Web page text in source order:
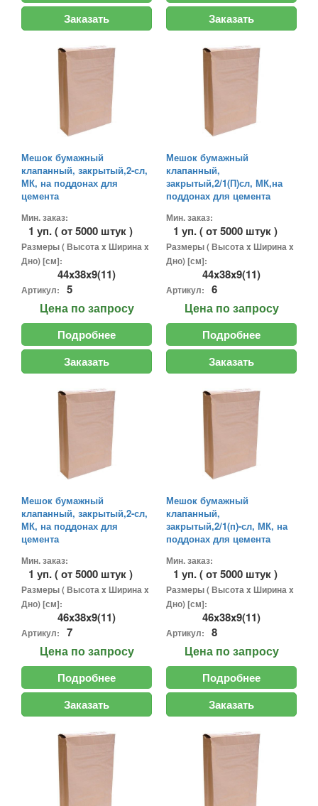
Заказать
Заказать
Мешок бумажный
клапанный, закрытый,2-сл,
МК, на поддонах для
цемента
Мин. заказ:
1 уп. ( от 5000 штук )
Размеры ( Высота x Ширина x
Дно) [см]:
44x38x9(11)
Артикул: 5
Цена по запросу
Подробнее
Заказать
Мешок бумажный
клапанный,
закрытый,2/1(П)сл, МК,на
поддонах для цемента
Мин. заказ:
1 уп. ( от 5000 штук )
Размеры ( Высота x Ширина x
Дно) [см]:
44x38x9(11)
Артикул: 6
Цена по запросу
Подробнее
Заказать
Мешок бумажный
клапанный, закрытый,2-сл,
МК, на поддонах для
цемента
Мин. заказ:
1 уп. ( от 5000 штук )
Размеры ( Высота x Ширина x
Дно) [см]:
46x38x9(11)
Артикул: 7
Цена по запросу
Подробнее
Заказать
Мешок бумажный
клапанный,
закрытый,2/1(п)-сл, МК, на
поддонах для цемента
Мин. заказ:
1 уп. ( от 5000 штук )
Размеры ( Высота x Ширина x
Дно) [см]:
46x38x9(11)
Артикул: 8
Цена по запросу
Подробнее
Заказать